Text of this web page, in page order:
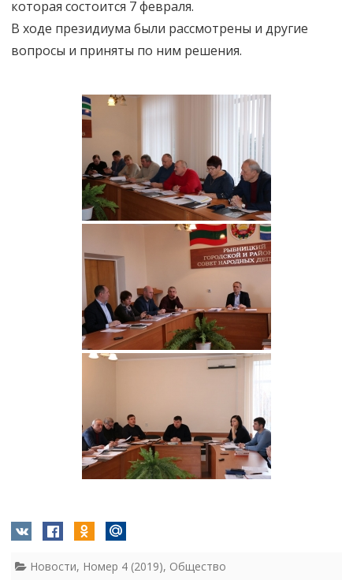
которая состоится 7 февраля.
В ходе президиума были рассмотрены и другие
вопросы и приняты по ним решения.
Новости, Номер 4 (2019), Общество